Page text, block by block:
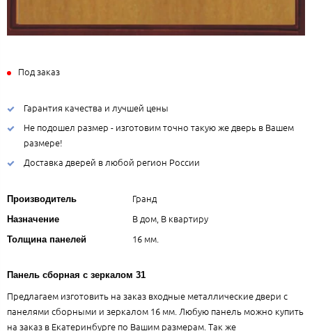
Под заказ
Гарантия качества и лучшей цены
Не подошел размер - изготовим точно такую же дверь в Вашем
размере!
Доставка дверей в любой регион России
Производитель Гранд
Назначение В дом, В квартиру
Толщина панелей 16 мм.
Панель сборная с зеркалом 31
Предлагаем изготовить на заказ входные металлические двери с
панелями сборными и зеркалом 16 мм. Любую панель можно купить
на заказ в Екатеринбурге по Вашим размерам. Так же